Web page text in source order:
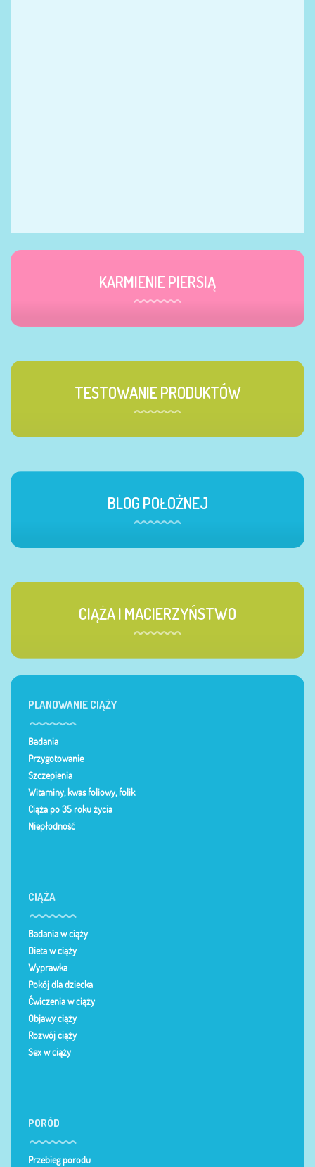
KARMIENIE PIERSIĄ
TESTOWANIE PRODUKTÓW
BLOG POŁOŻNEJ
CIĄŻA I MACIERZYŃSTWO
PLANOWANIE CIĄŻY
Badania
Przygotowanie
Szczepienia
Witaminy, kwas foliowy, folik
Ciąża po 35 roku życia
Niepłodność
CIĄŻA
Badania w ciąży
Dieta w ciąży
Wyprawka
Pokój dla dziecka
Ćwiczenia w ciąży
Objawy ciąży
Rozwój ciąży
Sex w ciąży
PORÓD
Przebieg porodu